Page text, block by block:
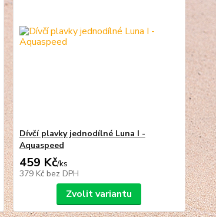
Dívčí plavky jednodílné Luna I -
Aquaspeed
459 Kč/ks
379 Kč bez DPH
Zvolit variantu